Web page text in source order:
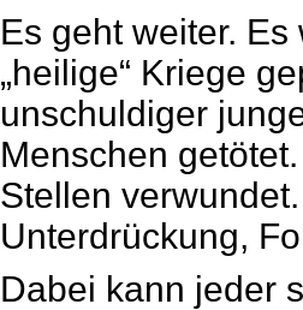
Es geht weiter. Es
„heilige“ Kriege
unschuldiger
Menschen
Stellen
Unterdrückung,
Dabei kann jeder